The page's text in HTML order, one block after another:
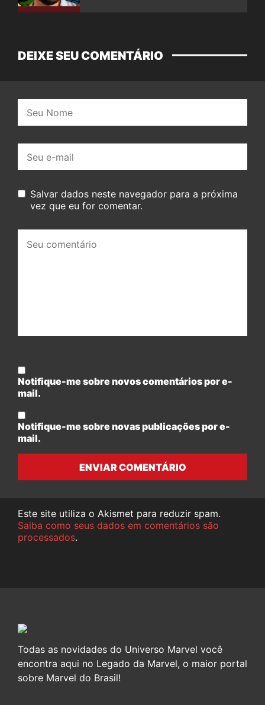
DEIXE SEU COMENTÁRIO
mail:
Salvar dados neste navegador para a próxima
vez que eu for comentar.
comentário:
Notifique-me sobre novos comentários por e-
mail.
Notifique-me sobre novas publicações por e-
mail.
ENVIAR COMENTÁRIO
Este site utiliza o Akismet para reduzir spam.
Saiba como seus dados em comentários são
processados.
Todas as novidades do Universo Marvel você
encontra aqui no Legado da Marvel, o maior portal
sobre Marvel do Brasil!